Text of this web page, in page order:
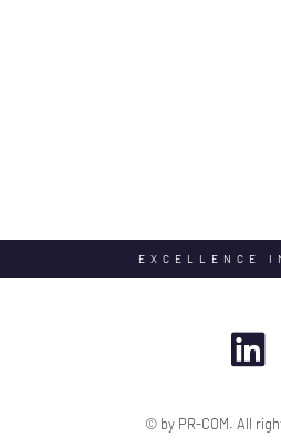
EXCELLENCE
© by PR-COM. All